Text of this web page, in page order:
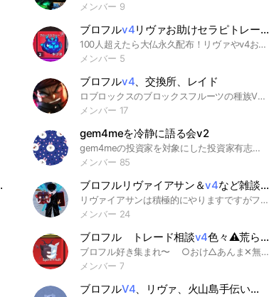
メンバー 9
ブロフルv4リヴァお助けセラピトレード！！雑談オプチャ
100人超えたら大仏永久配布！リヴァやv4お助けします！！ ぷにぷにお助けやってます自分はぽっぷに以外永久あります
メンバー 5
ブロフルv4、交換所、レイド
ロブロックスのブロックスフルーツの種族V4をしたり、交換、レイドをする、他のオプの勧誘はやめてください
メンバー 17
gem4meを冷静に語る会v2
gem4meの投資家を対象にした投資家有志による情報共有の場です
メンバー 85
ブロフルリヴァイアサン＆v4など雑談別ゲーの話しok
リヴァイアサンは積極的にやりますですがフラグメントはみんなで払いましょうv4もやりたかったら言ってくださいみんなで楽しくやりましょう
メンバー 24
ブロフル トレード相談v4色々⚠荒らし禁止
ブロフル好き集まれ〜 ○おけ△あんま✕無理 トレード○ 相談○ クレクレ△ v4○ レベル上げ○ pvp 主以外○ 宣伝 ノートで 主は激弱なので手伝いとか頼まないほうがいいですw あと主超ワガママかもしれません
メンバー 7
やリヴァなどです！）
ブロフルV4、リヴァ、火山島手伝います！